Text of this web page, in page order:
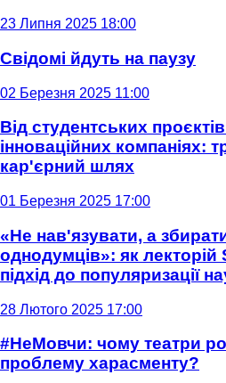
23 Липня 2025 18:00
Свідомі йдуть на паузу
02 Березня 2025 11:00
Від студентських
інноваційних компаніях:
кар'єрний шлях
01 Березня 2025 17:00
«Не нав'язувати, а
однодумців»: як
підхід до популяризації
28 Лютого 2025 17:00
#НеМовчи: чому театри
проблему харасменту?